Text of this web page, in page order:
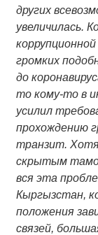
других
увеличилась.
громких
до
то кому-то в
усилил
прохождению
транзит. Хотя
скрытым
вся эта
Кыргызстан,
положения
связей,